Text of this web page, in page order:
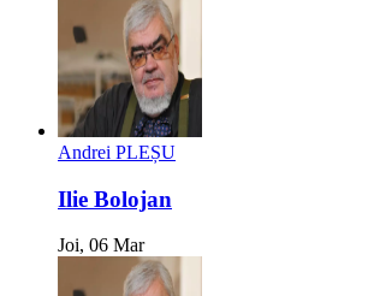
Andrei PLEȘU
Ilie Bolojan
Joi, 06 Mar